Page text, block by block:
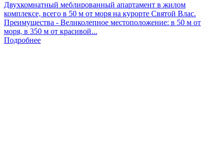
Двухкомнатный меблированный апартамент в жилом
комплексе, всего в 50 м от моря на курорте Святой Влас.
Преимущества - Великолепное местоположение: в 50 м от
моря, в 350 м от красивой...
Подробнее